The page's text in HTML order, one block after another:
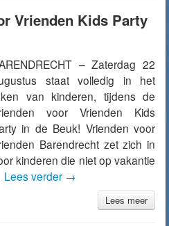
Vrienden Kids Party
– Zaterdag 22
staat volledig in het
van kinderen, tijdens de
voor Vrienden Kids
in de Beuk! Vrienden voor
Barendrecht zet zich in
kinderen die niet op vakantie
Lees verder →
Lees meer